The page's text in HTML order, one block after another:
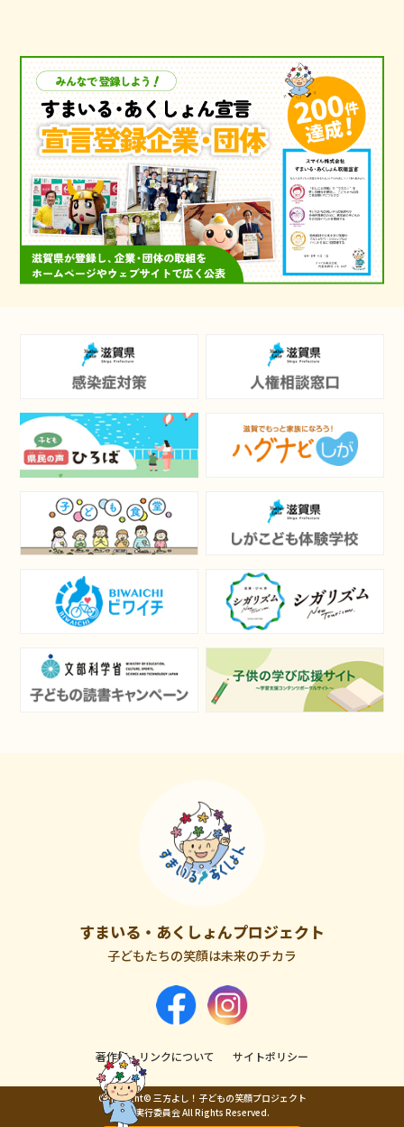
すまいる・あくしょんプロジェクト
子どもたちの笑顔は未来のチカラ
著作権・リンクについて サイトポリシー
Copyright© 三方よし！子どもの笑顔プロジェクト
実行委員会 All Rights Reserved.